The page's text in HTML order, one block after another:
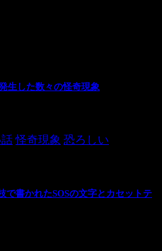
生した数々の怪奇現象
怪奇現象 恐ろしい
書かれたSOSの文字とカセットテ